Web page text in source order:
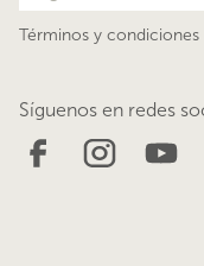
Términos y condiciones
Síguenos en redes